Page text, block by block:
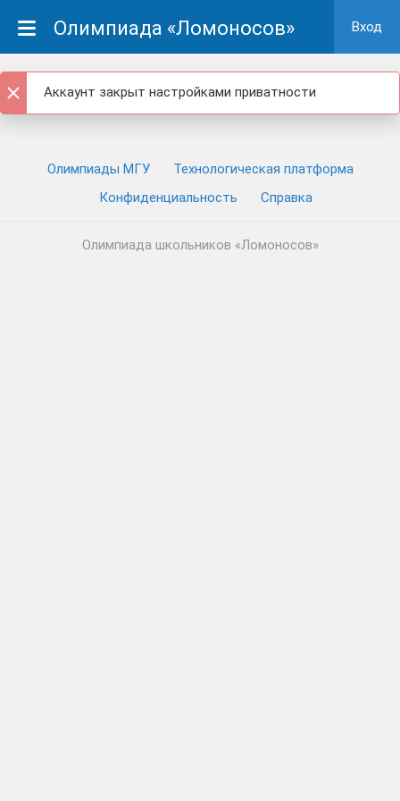
Олимпиада «Ломоносов» Вход
Аккаунт закрыт настройками приватности
Олимпиады МГУ
Технологическая платформа
Конфиденциальность
Cправка
Олимпиада школьников «Ломоносов»